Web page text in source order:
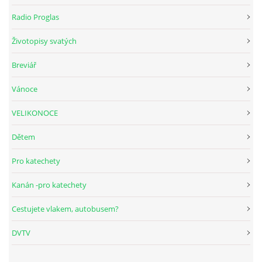
FOTOALBUM
ODKAZY
Farnost Studená
Radio Proglas
Životopisy svatých
Breviář
Vánoce
VELIKONOCE
Dětem
Pro katechety
Kanán -pro katechety
Cestujete vlakem, autobusem?
DVTV